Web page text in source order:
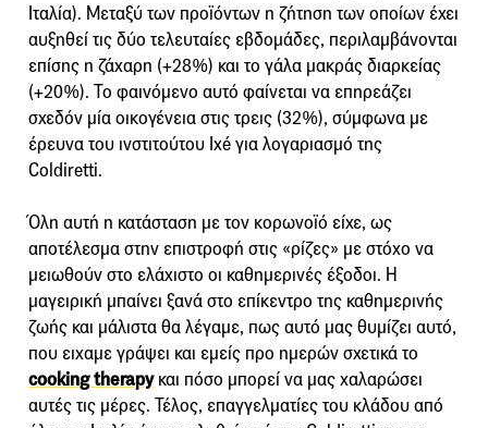
Ιταλία). Μεταξύ των προϊόντων η ζήτηση των οποίων έχει
αυξηθεί τις δύο τελευταίες εβδομάδες, περιλαμβάνονται
επίσης η ζάχαρη (+28%) και το γάλα μακράς διαρκείας
(+20%). Το φαινόμενο αυτό φαίνεται να επηρεάζει
σχεδόν μία οικογένεια στις τρεις (32%), σύμφωνα με
έρευνα του ινστιτούτου Ixé για λογαριασμό της
Coldiretti.
Όλη αυτή η κατάσταση με τον κορωνοϊό είχε, ως
αποτέλεσμα στην επιστροφή στις «ρίζες» με στόχο να
μειωθούν στο ελάχιστο οι καθημερινές έξοδοι. Η
μαγειρική μπαίνει ξανά στο επίκεντρο της καθημερινής
ζωής και μάλιστα θα λέγαμε, πως αυτό μας θυμίζει αυτό,
που ειχαμε γράψει και εμείς προ ημερών σχετικά το
cooking therapyκαι πόσο μπορεί να μας χαλαρώσει
αυτές τις μέρες. Τέλος, επαγγελματίες του κλάδου από